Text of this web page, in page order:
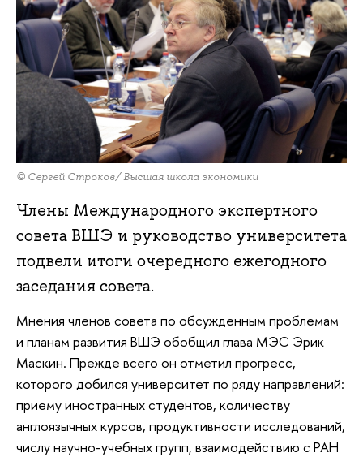
© Сергей Строков/ Высшая школа экономики
Члены Международного экспертного
совета ВШЭ и руководство университета
подвели итоги очередного ежегодного
заседания совета.
Мнения членов совета по обсужденным проблемам
и планам развития ВШЭ обобщил глава МЭС Эрик
Маскин. Прежде всего он отметил прогресс,
которого добился университет по ряду направлений:
приему иностранных студентов, количеству
англоязычных курсов, продуктивности исследований,
числу научно-учебных групп, взаимодействию с РАН